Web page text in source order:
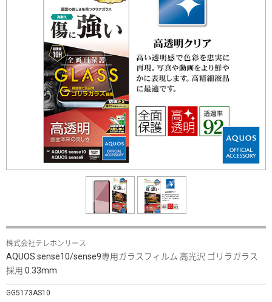
株式会社テレホンリース
AQUOS sense10/sense9専用ガラスフィルム 高光沢 ゴリラガラス
採用 0.33mm
GG5173AS10